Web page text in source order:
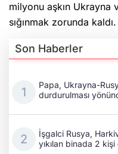
milyonu aşkın Ukrayna
sığınmak zorunda kaldı.
Son Haberler
Papa, Ukrayna-
durdurulması
İşgalci Rusya,
yıkılan binada 2